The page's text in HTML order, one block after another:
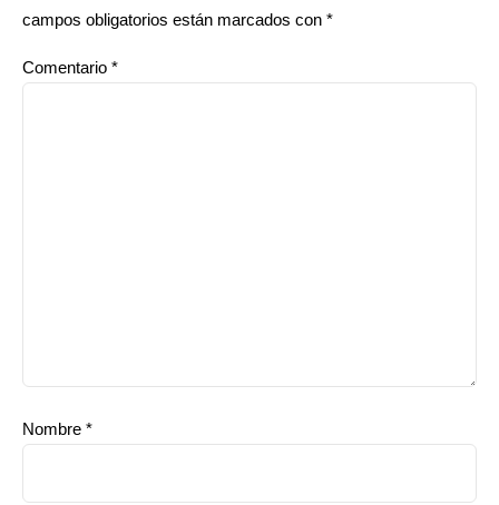
campos obligatorios están marcados con *
Comentario *
Nombre *